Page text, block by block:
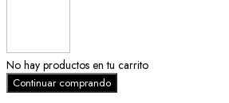
No hay productos en tu carrito
Continuar comprando